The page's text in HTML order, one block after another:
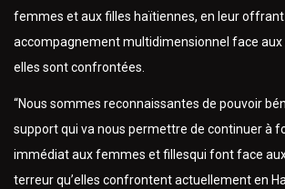
femmes et aux filles haïtiennes, en leur offrant
accompagnement multidimensionnel face aux
elles sont confrontées.
“Nous sommes reconnaissantes de pouvoir
support qui va nous permettre de continuer à
immédiat aux femmes et fillesqui font face
terreur qu’elles confrontent actuellement en